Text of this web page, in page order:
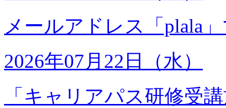
メールアドレス「plala
2026年07月22日（水）
「キャリアパス研修受